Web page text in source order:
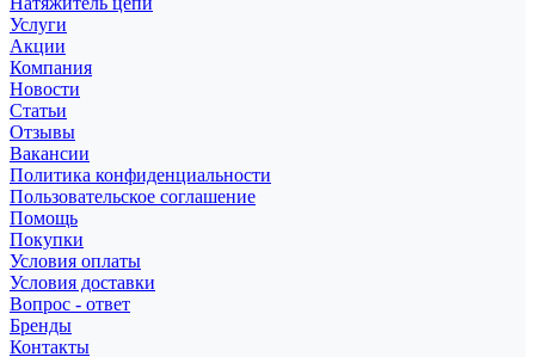
Услуги
Акции
Компания
Новости
Статьи
Отзывы
Вакансии
Политика конфиденциальности
Пользовательское соглашение
Помощь
Покупки
Условия оплаты
Условия доставки
Вопрос - ответ
Бренды
Контакты